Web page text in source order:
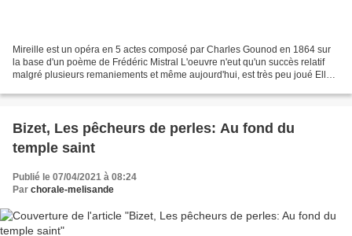
Mireille est un opéra en 5 actes composé par Charles Gounod en 1864 sur
la base d'un poème de Frédéric Mistral L'oeuvre n'eut qu'un succès relatif
malgré plusieurs remaniements et même aujourd'hui, est très peu joué Elle
Bizet, Les pêcheurs de perles: Au fond du
temple saint
Publié le 07/04/2021 à 08:24
Par chorale-melisande